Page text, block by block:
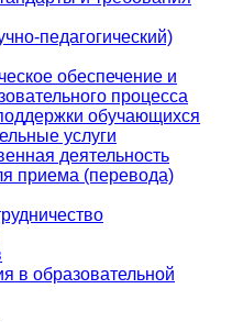
педагогический)
обеспечение и
процесса
обучающихся
услуги
деятельность
приема (перевода)
в образовательной